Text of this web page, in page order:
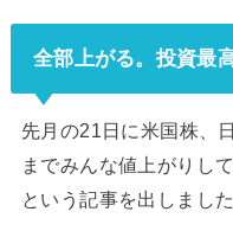
全部上がる。投資最
先月の21日に米国株、
までみんな値上がりし
という記事を出しました